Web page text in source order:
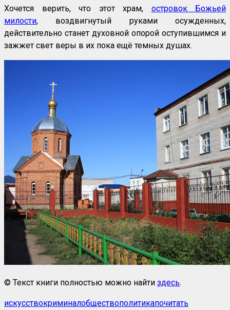
Хочется верить, что этот храм, островок Божьей
милости, воздвигнутый руками осужденных,
действительно станет духовной опорой оступившимся и
зажжет свет веры в их пока ещё темных душах.
© Текст книги полностью можно найти здесь.
искусствокриминалобществополитикапочитать